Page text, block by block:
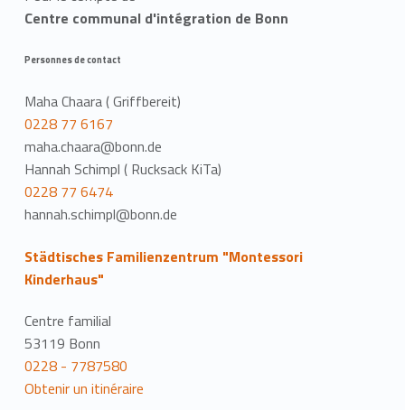
Centre communal d'intégration de Bonn
Personnes de contact
Maha Chaara ( Griffbereit)
0228 77 6167
maha.chaara@bonn.de
Hannah Schimpl ( Rucksack KiTa)
0228 77 6474
hannah.schimpl@bonn.de
Städtisches Familienzentrum "Montessori
Kinderhaus"
Centre familial
53119 Bonn
0228 - 7787580
Obtenir un itinéraire